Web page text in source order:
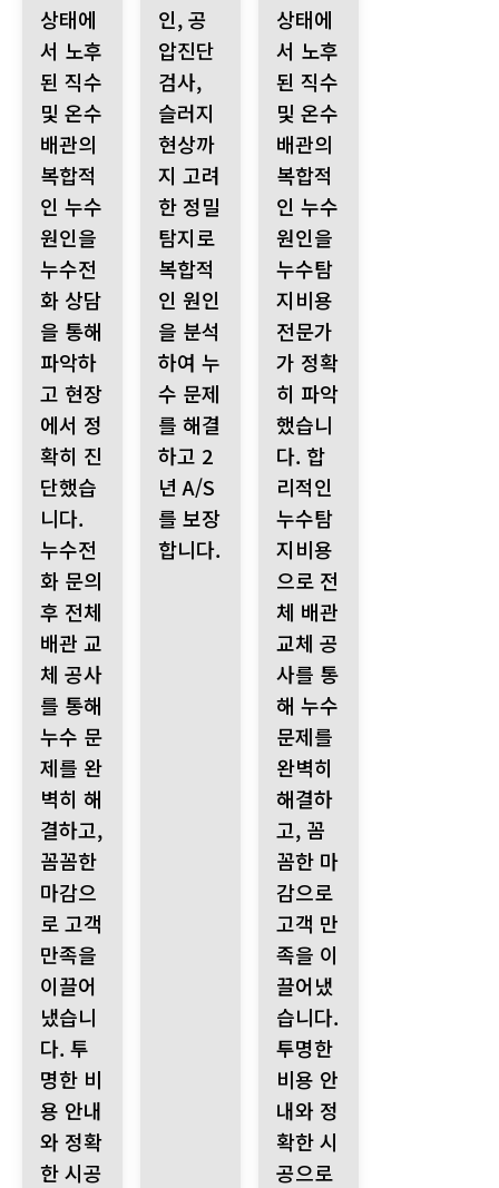
상태에
서 노후
된 직수
및 온수
배관의
복합적
인 누수
원인을
누수전
화 상담
을 통해
파악하
고 현장
에서 정
확히 진
단했습
니다.
누수전
화 문의
후 전체
배관 교
체 공사
를 통해
누수 문
제를 완
벽히 해
결하고,
꼼꼼한
마감으
로 고객
만족을
이끌어
냈습니
다. 투
명한 비
용 안내
와 정확
한 시공
인, 공
압진단
검사,
슬러지
현상까
지 고려
한 정밀
탐지로
복합적
인 원인
을 분석
하여 누
수 문제
를 해결
하고 2
년 A/S
를 보장
합니다.
상태에
서 노후
된 직수
및 온수
배관의
복합적
인 누수
원인을
누수탐
지비용
전문가
가 정확
히 파악
했습니
다. 합
리적인
누수탐
지비용
으로 전
체 배관
교체 공
사를 통
해 누수
문제를
완벽히
해결하
고, 꼼
꼼한 마
감으로
고객 만
족을 이
끌어냈
습니다.
투명한
비용 안
내와 정
확한 시
공으로